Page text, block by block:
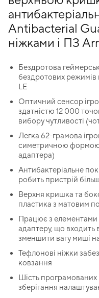
Antibacterial
ніжками і ПЗ
Бездротова
бездротових режимів
LE
Оптичний сенсор
здатністю 12 000
вибору чутливості
Легка 62-грамова
симетричною формою
адаптера)
Антибактеріальне
робить пристрій більш
Верхня кришка та
пластика з матовим
Працює з
адаптеру, що входить
зменшити вагу миші
Тефлонові ніжки
ковзання
Шість програмованих
зберігання